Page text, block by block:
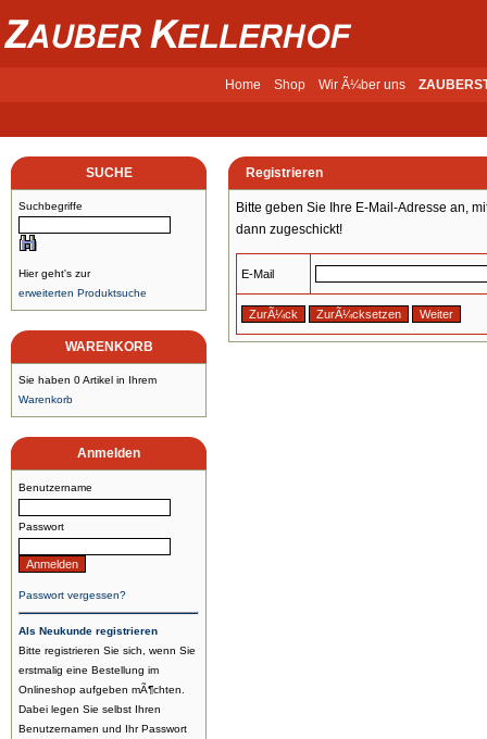
Home Shop Wir Ã¼ber uns
SUCHE
Suchbegriffe
Hier geht's zur
erweiterten Produktsuche
WARENKORB
Sie haben 0 Artikel in Ihrem
Warenkorb
Anmelden
Benutzername
Passwort
Passwort vergessen?
Als Neukunde registrieren
Bitte registrieren Sie sich, wenn Sie
erstmalig eine Bestellung im
Onlineshop aufgeben mÃ¶chten.
Dabei legen Sie selbst Ihren
Benutzernamen und Ihr Passwort
Registrieren
Bitte geben Sie Ihre E-Mail-Adresse an,
dann zugeschickt!
E-Mail